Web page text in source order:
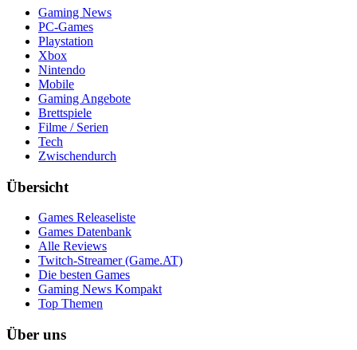
Gaming News
PC-Games
Playstation
Xbox
Nintendo
Mobile
Gaming Angebote
Brettspiele
Filme / Serien
Tech
Zwischendurch
Übersicht
Games Releaseliste
Games Datenbank
Alle Reviews
Twitch-Streamer (Game.AT)
Die besten Games
Gaming News Kompakt
Top Themen
Über uns